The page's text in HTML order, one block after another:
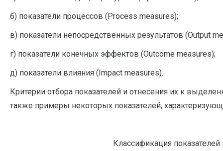
б) показатели процессов (Process measures);
в) показатели непосредственных результатов (Output
г) показатели конечных эффектов (Outcome measures);
д) показатели влияния (Impact measures).
Критерии отбора показателей и отнесения их к
также примеры некоторых показателей,
Классификация